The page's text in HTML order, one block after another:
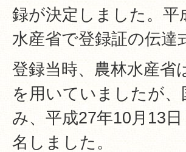
録が決定しました。平
水産省で登録証の伝
登録当時、農林水産省
を用いていましたが
み、平成27年10月13
名しました。